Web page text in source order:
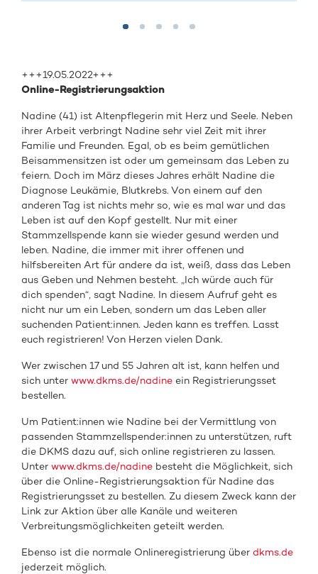
+++19.05.2022+++
Online-Registrierungsaktion
Nadine (41) ist Altenpflegerin mit Herz und Seele. Neben
ihrer Arbeit verbringt Nadine sehr viel Zeit mit ihrer
Familie und Freunden. Egal, ob es beim gemütlichen
Beisammensitzen ist oder um gemeinsam das Leben zu
feiern. Doch im März dieses Jahres erhält Nadine die
Diagnose Leukämie, Blutkrebs. Von einem auf den
anderen Tag ist nichts mehr so, wie es mal war und das
Leben ist auf den Kopf gestellt. Nur mit einer
Stammzellspende kann sie wieder gesund werden und
leben. Nadine, die immer mit ihrer offenen und
hilfsbereiten Art für andere da ist, weiß, dass das Leben
aus Geben und Nehmen besteht. „Ich würde auch für
dich spenden“, sagt Nadine. In diesem Aufruf geht es
nicht nur um ein Leben, sondern um das Leben aller
suchenden Patient:innen. Jeden kann es treffen. Lasst
euch registrieren! Von Herzen vielen Dank.
Wer zwischen 17 und 55 Jahren alt ist, kann helfen und
sich unterwww.dkms.de/nadine ein Registrierungsset
bestellen.
Um Patient:innen wie Nadine bei der Vermittlung von
passenden Stammzellspender:innen zu unterstützen, ruft
die DKMS dazu auf, sich online registrieren zu lassen.
Unterwww.dkms.de/nadine besteht die Möglichkeit, sich
über die Online-Registrierungsaktion für Nadine das
Registrierungsset zu bestellen. Zu diesem Zweck kann der
Link zur Aktion über alle Kanäle und weiteren
Verbreitungsmöglichkeiten geteilt werden.
Ebenso ist die normale Onlineregistrierung überdkms.de
jederzeit möglich.